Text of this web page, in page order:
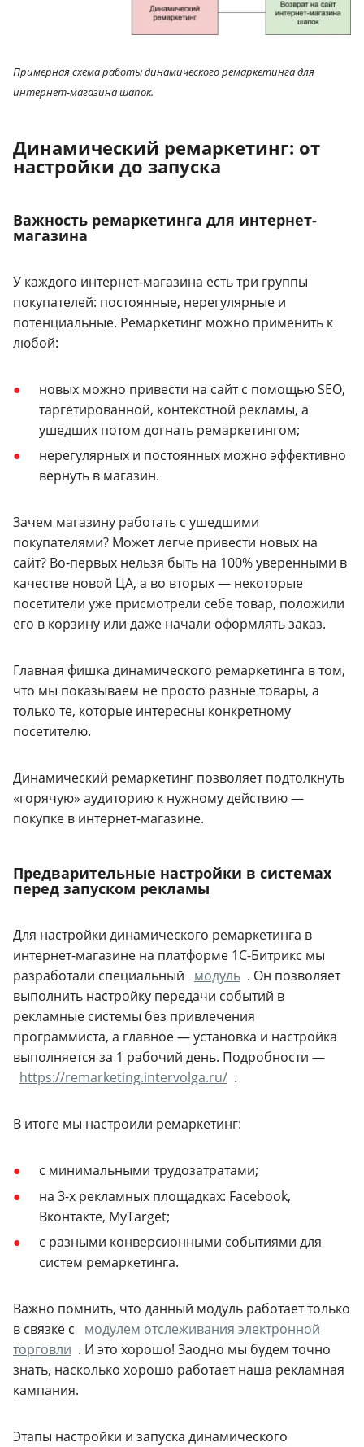
Примерная схема работы динамического ремаркетинга для
интернет-магазина шапок.
Динамический ремаркетинг: от
настройки до запуска
Важность ремаркетинга для интернет-
магазина
У каждого интернет-магазина есть три группы
покупателей: постоянные, нерегулярные и
потенциальные. Ремаркетинг можно применить к
любой:
новых можно привести на сайт с помощью SEO,
таргетированной, контекстной рекламы, а
ушедших потом догнать ремаркетингом;
нерегулярных и постоянных можно эффективно
вернуть в магазин.
Зачем магазину работать с ушедшими
покупателями? Может легче привести новых на
сайт? Во-первых нельзя быть на 100% уверенными в
качестве новой ЦА, а во вторых — некоторые
посетители уже присмотрели себе товар, положили
его в корзину или даже начали оформлять заказ.
Главная фишка динамического ремаркетинга в том,
что мы показываем не просто разные товары, а
только те, которые интересны конкретному
посетителю.
Динамический ремаркетинг позволяет подтолкнуть
«горячую» аудиторию к нужному действию —
покупке в интернет-магазине.
Предварительные настройки в системах
перед запуском рекламы
Для настройки динамического ремаркетинга в
интернет-магазине на платформе 1С-Битрикс мы
разработали специальный
модуль . Он позволяет
выполнить настройку передачи событий в
рекламные системы без привлечения
программиста, а главное — установка и настройка
выполняется за 1 рабочий день. Подробности —
https://remarketing.intervolga.ru/ .
В итоге мы настроили ремаркетинг:
с минимальными трудозатратами;
на 3-х рекламных площадках: Facebook,
Вконтакте, MyTarget;
с разными конверсионными событиями для
систем ремаркетинга.
Важно помнить, что данный модуль работает только
в связке с
модулем отслеживания электронной
торговли . И это хорошо! Заодно мы будем точно
знать, насколько хорошо работает наша рекламная
кампания.
Этапы настройки и запуска динамического